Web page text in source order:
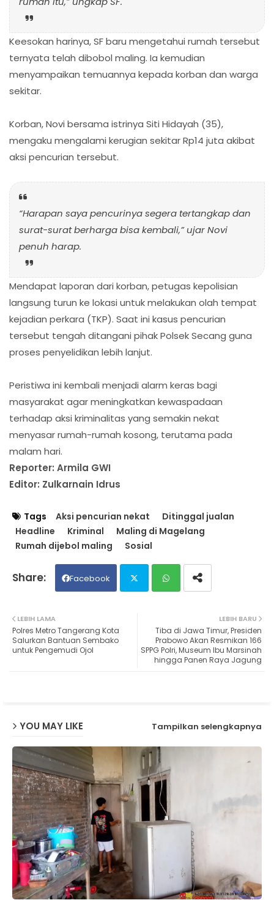
Keesokan harinya, SF baru mengetahui rumah tersebut
ternyata telah dibobol maling. Ia kemudian
menyampaikan temuannya kepada korban dan warga
sekitar.
Korban, Novi bersama istrinya Siti Hidayah (35),
mengaku mengalami kerugian sekitar Rp14 juta akibat
aksi pencurian tersebut.
“Harapan saya pencurinya segera tertangkap dan
surat-surat berharga bisa kembali,” ujar Novi
penuh harap.
Mendapat laporan dari korban, petugas kepolisian
langsung turun ke lokasi untuk melakukan olah tempat
kejadian perkara (TKP). Saat ini kasus pencurian
tersebut tengah ditangani pihak Polsek Secang guna
proses penyelidikan lebih lanjut.
Peristiwa ini kembali menjadi alarm keras bagi
masyarakat agar meningkatkan kewaspadaan
terhadap aksi kriminalitas yang semakin nekat
menyasar rumah-rumah kosong, terutama pada
malam hari.
Reporter: Armila GWI
Editor: Zulkarnain Idrus
Tags Aksi pencurian nekat
Ditinggal jualan
Headline
Kriminal
Maling di Magelang
Rumah dijebol maling
Sosial
Facebook
ats
ap
LEBIH BARU
Tiba di Jawa Timur, Presiden
Prabowo Akan Resmikan 166
SPPG Polri, Museum Ibu Marsinah
hingga Panen Raya Jagung
LEBIH LAMA
Polres Metro Tangerang Kota
Salurkan Bantuan Sembako
untuk Pengemudi Ojol
YOU MAY LIKE Tampilkan selengkapnya